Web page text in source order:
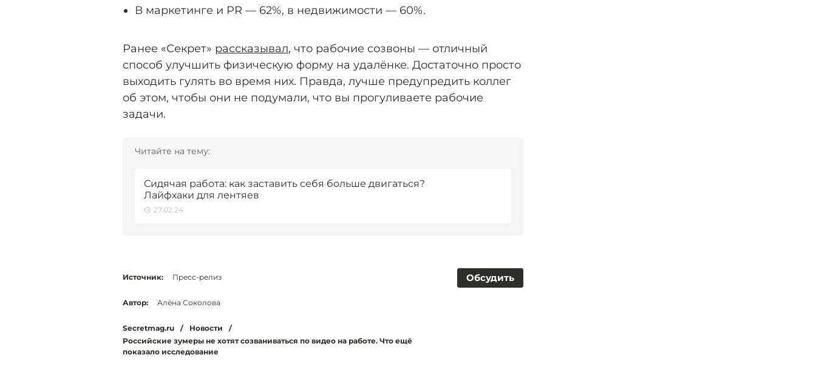
В маркетинге и PR — 62%, в недвижимости — 60%.
Ранее «Секрет» рассказывал, что рабочие созвоны — отличный
способ улучшить физическую форму на удалёнке. Достаточно просто
выходить гулять во время них. Правда, лучше предупредить коллег
об этом, чтобы они не подумали, что вы прогуливаете рабочие
задачи.
Читайте на тему:
Сидячая работа: как заставить себя больше двигаться?
Лайфхаки для лентяев
27.02.24
Обсудить
Источник: Пресс-релиз
Автор: Алёна Соколова
Secretmag.ru / Новости
/
Российские зумеры не хотят созваниваться по видео на работе. Что ещё
показало исследование